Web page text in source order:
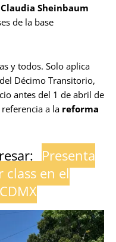
Claudia Sheinbaum
de la base
y todos. Solo aplica
Décimo Transitorio,
antes del 1 de abril de
a la reforma
Presenta
en el